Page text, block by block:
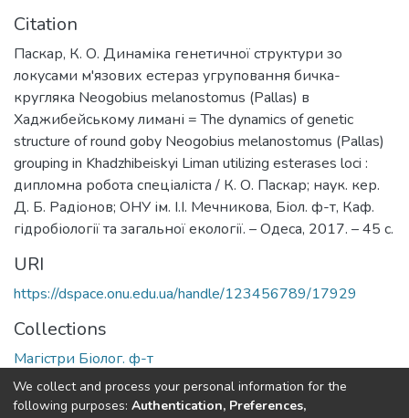
Citation
Паскар, К. О. Динаміка генетичної структури зо
локусами м'язових естераз угруповання бичка-
кругляка Neogobius melanostomus (Pallas) в
Хаджибейському лимані = The dynamics of genetic
structure of round goby Neogobius melanostomus (Pallas)
grouping in Khadzhibeiskyi Liman utilizing esterases loci :
дипломна робота спеціаліста / К. О. Паскар; наук. кер.
Д. Б. Радіонов; ОНУ ім. І.І. Мечникова, Біол. ф-т, Каф.
гідробіології та загальної екології. – Одеса, 2017. – 45 с.
URI
https://dspace.onu.edu.ua/handle/123456789/17929
Collections
Магістри Біолог. ф-т
Full item page
We collect and process your personal information for the
following purposes: Authentication, Preferences,